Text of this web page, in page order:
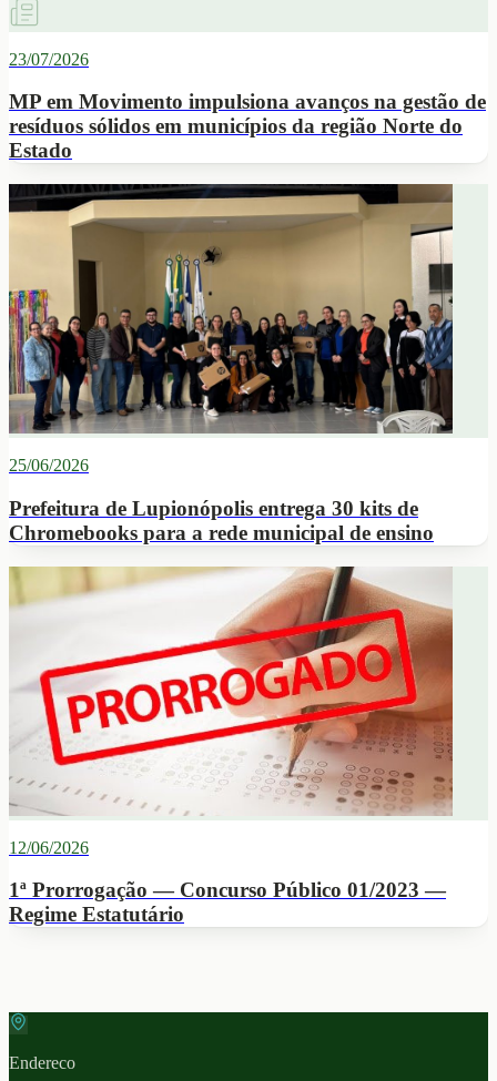
23/07/2026
MP em Movimento impulsiona avanços na gestão de
resíduos sólidos em municípios da região Norte do
Estado
25/06/2026
Prefeitura de Lupionópolis entrega 30 kits de
Chromebooks para a rede municipal de ensino
12/06/2026
1ª Prorrogação — Concurso Público 01/2023 —
Regime Estatutário
Endereco